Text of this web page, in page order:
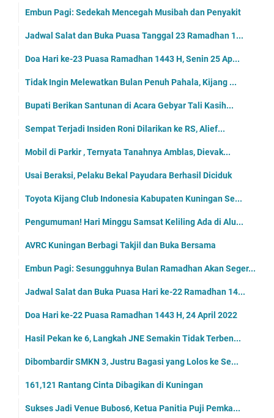
Embun Pagi: Sedekah Mencegah Musibah dan Penyakit
Jadwal Salat dan Buka Puasa Tanggal 23 Ramadhan 1...
Doa Hari ke-23 Puasa Ramadhan 1443 H, Senin 25 Ap...
Tidak Ingin Melewatkan Bulan Penuh Pahala, Kijang ...
Bupati Berikan Santunan di Acara Gebyar Tali Kasih...
Sempat Terjadi Insiden Roni Dilarikan ke RS, Alief...
Mobil di Parkir , Ternyata Tanahnya Amblas, Dievak...
Usai Beraksi, Pelaku Bekal Payudara Berhasil Diciduk
Toyota Kijang Club Indonesia Kabupaten Kuningan Se...
Pengumuman! Hari Minggu Samsat Keliling Ada di Alu...
AVRC Kuningan Berbagi Takjil dan Buka Bersama
Embun Pagi: Sesungguhnya Bulan Ramadhan Akan Seger...
Jadwal Salat dan Buka Puasa Hari ke-22 Ramadhan 14...
Doa Hari ke-22 Puasa Ramadhan 1443 H, 24 April 2022
Hasil Pekan ke 6, Langkah JNE Semakin Tidak Terben...
Dibombardir SMKN 3, Justru Bagasi yang Lolos ke Se...
161,121 Rantang Cinta Dibagikan di Kuningan
Sukses Jadi Venue Bubos6, Ketua Panitia Puji Pemka...